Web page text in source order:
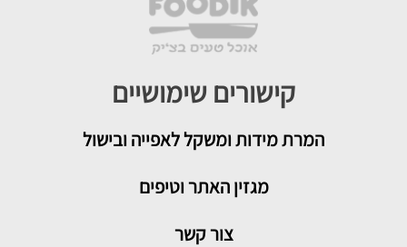
קישורים שימושיים
המרת מידות ומשקל לאפייה ובישול
מגזין האתר וטיפים
צור קשר